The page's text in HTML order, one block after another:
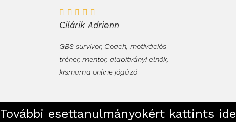
Cilárik Adrienn
GBS survivor, Coach, motivációs
tréner, mentor, alapítványi elnök,
kismama online jógázó
További esettanulmányokért kattints ide